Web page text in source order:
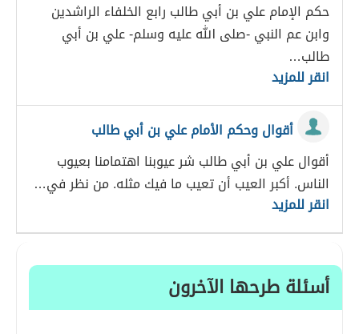
حكم الإمام علي بن أبي طالب رابع الخلفاء الراشدين
وابن عم النبي -صلى الله عليه وسلم- علي بن أبي
طالب…
انقر للمزيد
أقوال وحكم الأمام علي بن أبي طالب
أقوال علي بن أبي طالب شر عيوبنا اهتمامنا بعيوب
الناس. أكبر العيب أن تعيب ما فيك مثله. من نظر في…
انقر للمزيد
أسئلة طرحها الآخرون